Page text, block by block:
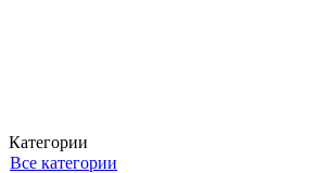
Категории
Все категории